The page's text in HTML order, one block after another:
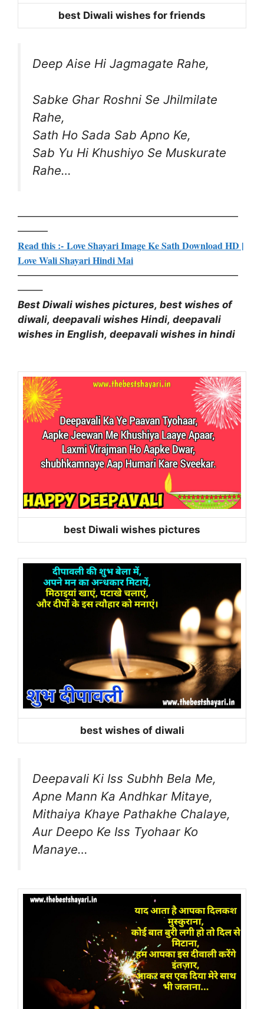
best Diwali wishes for friends
Deep Aise Hi Jagmagate Rahe,
Sabke Ghar Roshni Se Jhilmilate
Rahe,
Sath Ho Sada Sab Apno Ke,
Sab Yu Hi Khushiyo Se Muskurate
Rahe…
——————————————————————
———
Read this :- Love Shayari Image Ke Sath Download HD |
Love Wali Shayari Hindi Mai
——————————————————————
——–
Best Diwali wishes pictures, best wishes of
diwali, deepavali wishes Hindi, deepavali
wishes in English, deepavali wishes in hindi
best Diwali wishes pictures
best wishes of diwali
Deepavali Ki Iss Subhh Bela Me,
Apne Mann Ka Andhkar Mitaye,
Mithaiya Khaye Pathakhe Chalaye,
Aur Deepo Ke Iss Tyohaar Ko
Manaye…